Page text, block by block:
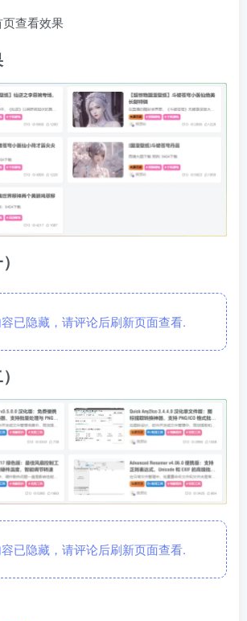
查看效果
已隐藏，请评论后刷新页面查看.
已隐藏，请评论后刷新页面查看.